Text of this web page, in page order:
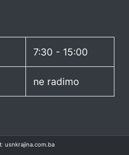
7:30 - 15:00
ne radimo
usnkrajina.com.ba